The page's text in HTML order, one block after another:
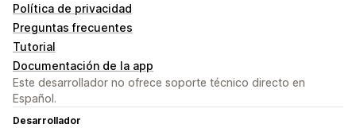
Política de privacidad
Preguntas frecuentes
Tutorial
Documentación de la app
Este desarrollador no ofrece soporte técnico directo en
Español.
Desarrollador